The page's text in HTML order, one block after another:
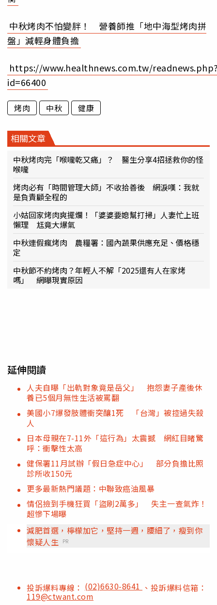
中秋烤肉不怕變胖！ 營養師推「地中海型烤肉拼
盤」減輕身體負擔
https://www.healthnews.com.tw/
id=66400
烤肉 中秋 健康
相關文章
中秋烤肉完「喉嚨乾又痛」？ 醫生分享4招拯救你的怪
喉嚨
烤肉必有「時間管理大師」不收拾善後 網淚嘆：我就
是負責顧全程的
小姑回家烤肉爽擺爛！「婆婆要媳幫打掃」人妻忙上班
懶理 尪竟大爆氣
中秋連假瘋烤肉 農糧署：國內蔬果供應充足、價格穩
定
中秋節不約烤肉？年輕人不解「2025還有人在家烤
嗎」 網曝現實原因
延伸閱讀
人夫自曝「出軌對象竟是岳父」 抱怨妻子產後休
養已5個月無性生活被罵翻
美國小7爆發肢體衝突釀1死 「台灣」被控過失殺
人
日本母親在7-11外「這行為」太震撼 網紅目睹驚
呼：衝擊性太高
健保署11月試辦「假日急症中心」 部分負擔比照
診所收150元
更多最新熱門議題：中聯致癌油風暴
情侶撿到手機狂買「盜刷2萬多」 失主一查氣炸！
超慘下場曝
減肥首選，檸檬加它，堅持一週，腰細了，瘦到你
懷疑人生 PR
投訴爆料專線： (02)6630-8641 、投訴爆料信箱：
119@ctwant.com